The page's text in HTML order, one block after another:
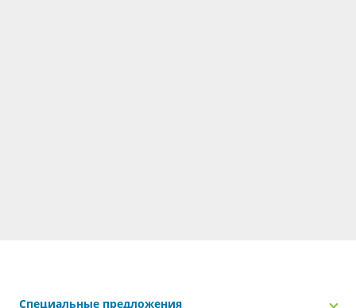
Специальные предложения